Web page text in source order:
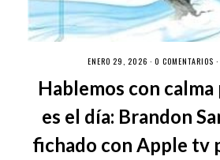
ENERO 29, 2026 · 0 COMENTARIOS
Hablemos con
es el día: Brandon
fichado con Apple tv